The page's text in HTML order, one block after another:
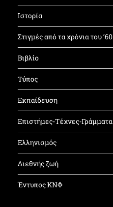
Ιστορία
Στιγμές από τα χρόνια του ’60
Βιβλίο
Τύπος
Εκπαίδευση
Επιστήμες-Τέχνες-Γράμματα
Ελληνισμός
Διεθνής ζωή
Έντυπος ΚΝΦ